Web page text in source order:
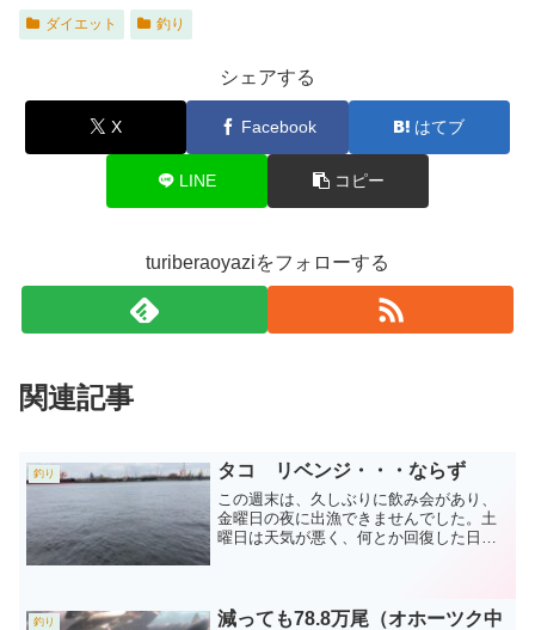
ダイエット 釣り
シェアする
X Facebook はてブ
LINE コピー
turiberaoyaziをフォローする
関連記事
釣り タコ リベンジ・・・ならず
この週末は、久しぶりに飲み会があり、
金曜日の夜に出漁できませんでした。土
曜日は天気が悪く、何とか回復した日曜
に飲み会があり...
釣り
減っても78.8万尾（オホーツク中